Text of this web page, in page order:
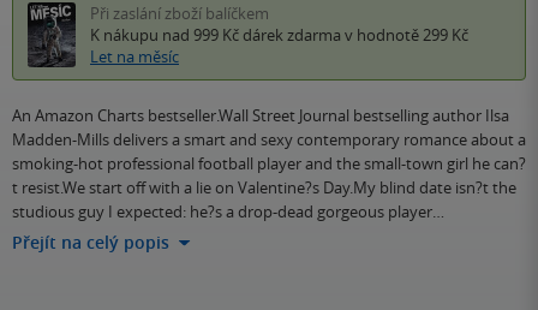
Při zaslání zboží balíčkem
K nákupu nad 999 Kč dárek zdarma v hodnotě 299 Kč
Let na měsíc
An Amazon Charts bestseller.Wall Street Journal bestselling author Ilsa
Madden-Mills delivers a smart and sexy contemporary romance about a
smoking-hot professional football player and the small-town girl he can?
t resist.We start off with a lie on Valentine?s Day.My blind date isn?t the
studious guy I expected: he?s a drop-dead gorgeous player…
Přejít na celý popis